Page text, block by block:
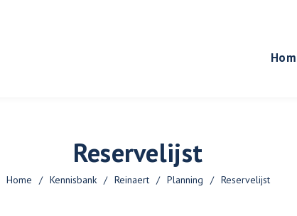
Reservelijst
Home / Kennisbank / Reinaert / Planning / Reservelijst